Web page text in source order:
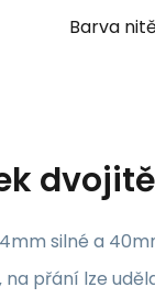
Barva
silné a
na přání lze